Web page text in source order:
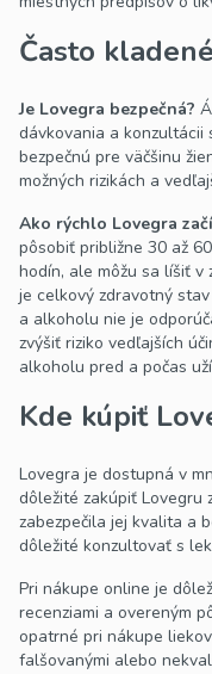
Často
Je Lovegra bezpečná?
dávkovania a konzultácii
bezpečnú pre väčšinu
možných rizikách a
Ako rýchlo Lovegra
pôsobiť približne 30 až
hodín, ale môžu sa líšiť
je celkový zdravotný
a alkoholu nie je
zvýšiť riziko vedľajších
alkoholu pred a počas
Kde kúpiť
Lovegra je dostupná v
dôležité zakúpiť Lovegru
zabezpečila jej kvalita a
dôležité konzultovať s
Pri nákupe online je
recenziami a overeným
opatrné pri nákupe
falšovanými alebo